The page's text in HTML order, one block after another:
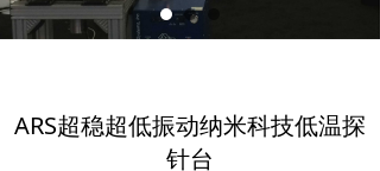
ARS超稳超低振动纳米科技低温探
针台